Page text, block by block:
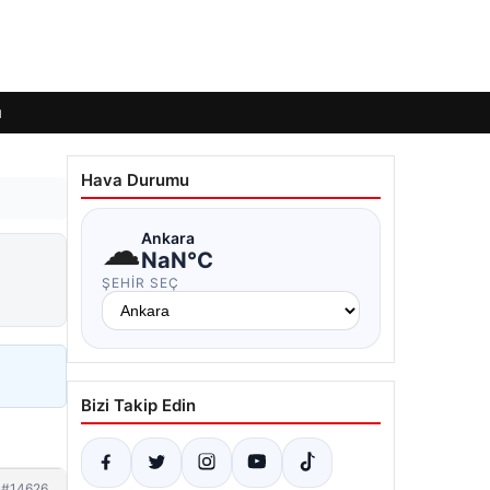
Hava Durumu
☁Ankara
NaN°C
ŞEHIR SEÇ
Bizi Takip Edin